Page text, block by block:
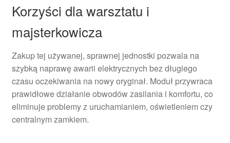
Korzyści dla warsztatu i
majsterkowicza
Zakup tej używanej, sprawnej jednostki pozwala na
szybką naprawę awarii elektrycznych bez długiego
czasu oczekiwania na nowy oryginał. Moduł przywraca
prawidłowe działanie obwodów zasilania i komfortu, co
eliminuje problemy z uruchamianiem, oświetleniem czy
centralnym zamkiem.